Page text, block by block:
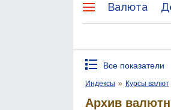
Валюта
Все показатели
Индексы » Курсы валют
Архив